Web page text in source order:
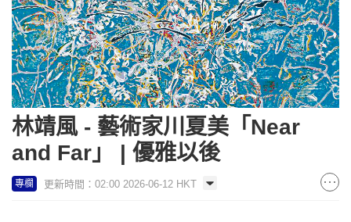
林靖風 - 藝術家川夏美「Near
and Far」 | 優雅以後
專欄 更新時間：02:00 2026-06-12 HKT